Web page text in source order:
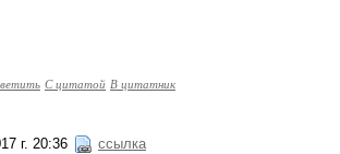
С цитатой В цитатник
г. 20:36 ссылка